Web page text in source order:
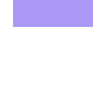
Delikate